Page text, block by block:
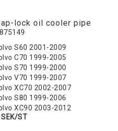
lock oil cooler pipe
S60 2001-2009
C70 1999-2005
S70 1999-2000
V70 1999-2007
XC70 2002-2007
S80 1999-2006
XC90 2003-2012
ST